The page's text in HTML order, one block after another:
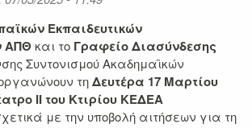
Εκπαιδευτικών
ΑΠΘ και το Γραφείο Διασύνδεσης
Συντονισμού Ακαδημαϊκών
τηΔευτέρα 17 Μαρτίου
ΙΙ του Κτιρίου ΚΕΔΕΑ
με την υποβολή αιτήσεων για τη